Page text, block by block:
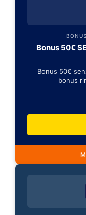
Bonus 50€
Bonus 50€
bonus